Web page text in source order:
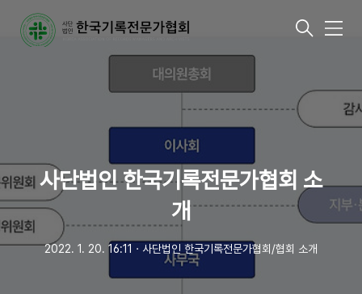
메
사단법인 한국기록전문가협회 소
개
2022. 1. 20. 16:11 ㆍ 사단법인 한국기록전문가협회/협회 소개